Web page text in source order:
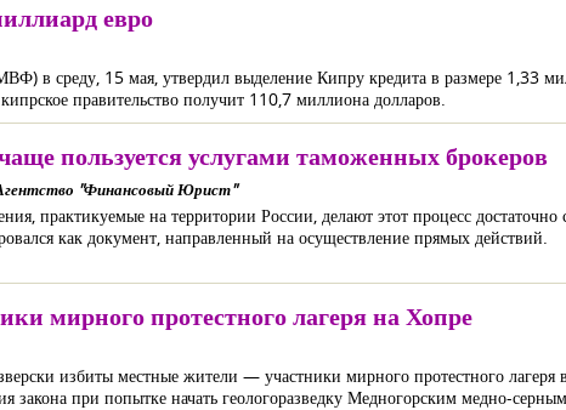
евро
в среду, 15 мая, утвердил выделение Кипру кредита в размере 1,33
правительство получит 110,7 миллиона долларов.
пользуется услугами таможенных брокеров
"Финансовый Юрист"
практикуемые на территории России, делают этот процесс
как документ, направленный на осуществление прямых действий.
мирного протестного лагеря на Хопре
избиты местные жители — участники мирного протестного
закона при попытке начать геологоразведку Медногорским медно-